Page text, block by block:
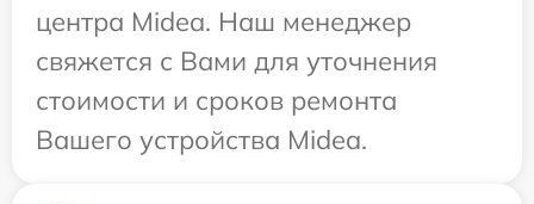
центра Midea. Наш менеджер
свяжется с Вами для уточнения
стоимости и сроков ремонта
Вашего устройства Midea.